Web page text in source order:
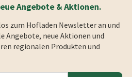
Angebote & Aktionen.
zum Hofladen Newsletter an und
Angebote, neue Aktionen und
regionalen Produkten und